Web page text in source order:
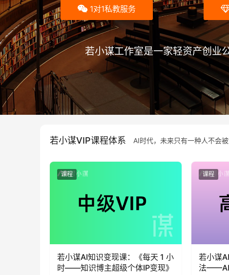
1对1私教服务
若小谋工作室是一家轻资产创业
若小谋VIP课程体系 AI时代，未来只有一种人不会
课程
若小谋AI知识变现课：《每天 1 小
时——知识博主超级个体IP变现》
课程
若小谋
法——AI